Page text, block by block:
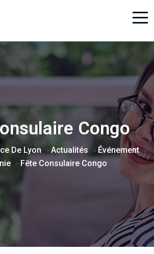
Congo
De Lyon >Actualités > Événement >
> Fête Consulaire Congo